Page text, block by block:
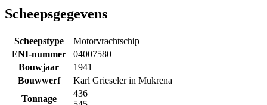
Scheepsgegevens
Scheepstype
Motorvrachtschip
ENI-nummer
04007580
Bouwjaar
1941
Bouwwerf
Karl Grieseler in Mukrena
Tonnage
436